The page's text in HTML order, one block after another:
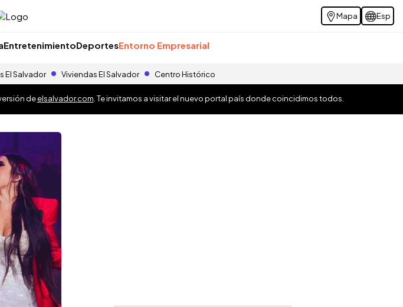
Mapa Esp
EntretenimientoDeportesEntorno Empresarial
El Salvador Viviendas El Salvador Centro Histórico
deelsalvador.com . Te invitamos a visitar el nuevo portal país donde coincidimos todos.